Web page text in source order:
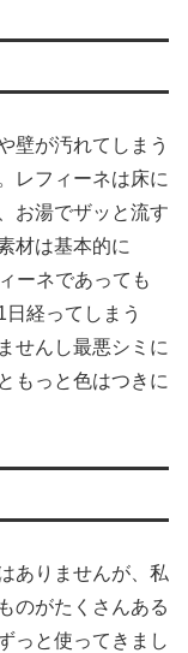
壁が汚れてしまう
レフィーネは床に
お湯でザッと流す
材は基本的に
ーネであっても
経ってしまう
せんし最悪シミに
もっと色はつきに
ありませんが、私
のがたくさんある
っと使ってきまし